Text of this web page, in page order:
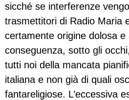
sicché se interferenze
trasmettitori di Radio Maria
certamente origine dolosa
conseguenza, sotto gli
tutti noi della mancata
italiana e non già di quali
fantareligiose. L’eccessiva